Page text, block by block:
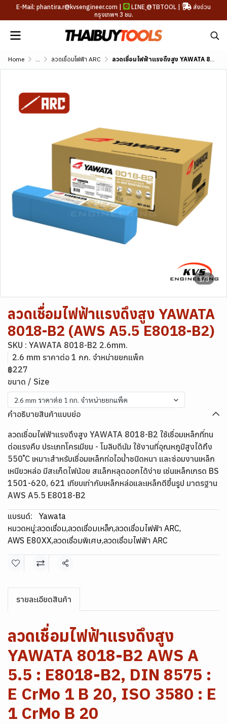
E-Mail: phantira.r@kvsengineer.com | LINE @TBTOOL |
ส่งด่วน
กรุงเทพฯ 3 ชม.
Home ... ลวดเชื่อมไฟฟ้า ARC ลวดเชื่อมไฟฟ้าแรงดึงสูง YAWATA 8018-B2 (AWS A5.5 E8018-B2)
1/3
ลวดเชื่อมไฟฟ้าแรงดึงสูง YAWATA
8018-B2 (AWS A5.5 E8018-B2)
SKU : YAWATA 8018-B2 2.6mm.
2.6 mm ราคาต่อ 1 กก. จำหน่ายยกแพ็ค
฿227
ขนาด / Size
2.6 mm ราคาต่อ 1 กก. จำหน่ายยกแพ็ค
คำอธิบายสินค้าแบบย่อ
ลวดเชื่อมไฟฟ้าแรงดึงสูง YAWATA 8018-B2 ใช้เชื่อมเหล็กที่ทน
ต่อแรงคืบ ประเภทโครเมียม - โมลิบดีนัม ใช้งานที่อุณหภูมิสูงได้ถึง
550 ํC เหมาะสำหรับเชื่อมเหล็กท่อไอน้ำชนิดหนา และซ่อมงานเหล็ก
เหนียวหล่อ มีสะเก็ดไฟน้อย สแล็กหลุดออกได้ง่าย เช่นเหล็กเกรด BS
1501-620, 621 เทียบเท่ากับเหล็กหล่อและเหล็กตีขึ้นรูป มาตรฐาน
AWS A5.5 E8018-B2
แบรนด์:
Yawata
หมวดหมู่:ลวดเชื่อม,ลวดเชื่อมเหล็ก,ลวดเชื่อมไฟฟ้า ARC,
AWS E80XX,ลวดเชื่อมพิเศษ,ลวดเชื่อมไฟฟ้า ARC
แชร์
รายละเอียดสินค้า
ลวดเชื่อมไฟฟ้าแรงดึงสูง
YAWATA 8018-B2 AWS A
5.5 : E8018-B2, DIN 8575 :
E CrMo 1 B 20, ISO 3580 : E
1 CrMo B 20